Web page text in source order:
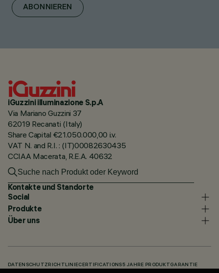
ABONNIEREN
iGuzzini illuminazione S.p.A
Via Mariano Guzzini 37
62019 Recanati (Italy)
Share Capital €21.050.000,00 i.v.
VAT N. and R.I. : (IT)00082630435
CCIAA Macerata, R.E.A. 40632
Kontakte und Standorte
Social
Produkte
Über uns
DATENSCHUTZRICHTLINIECERTIFICATIONS 5 JAHRE PRODUKTGARANTIE